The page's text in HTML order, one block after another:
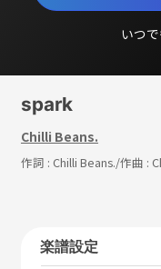
いつ
spark
Chilli Beans.
作詞 : Chilli Beans./作曲 :
楽譜設定